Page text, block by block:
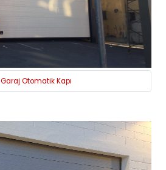
Garaj Otomatik Kapı